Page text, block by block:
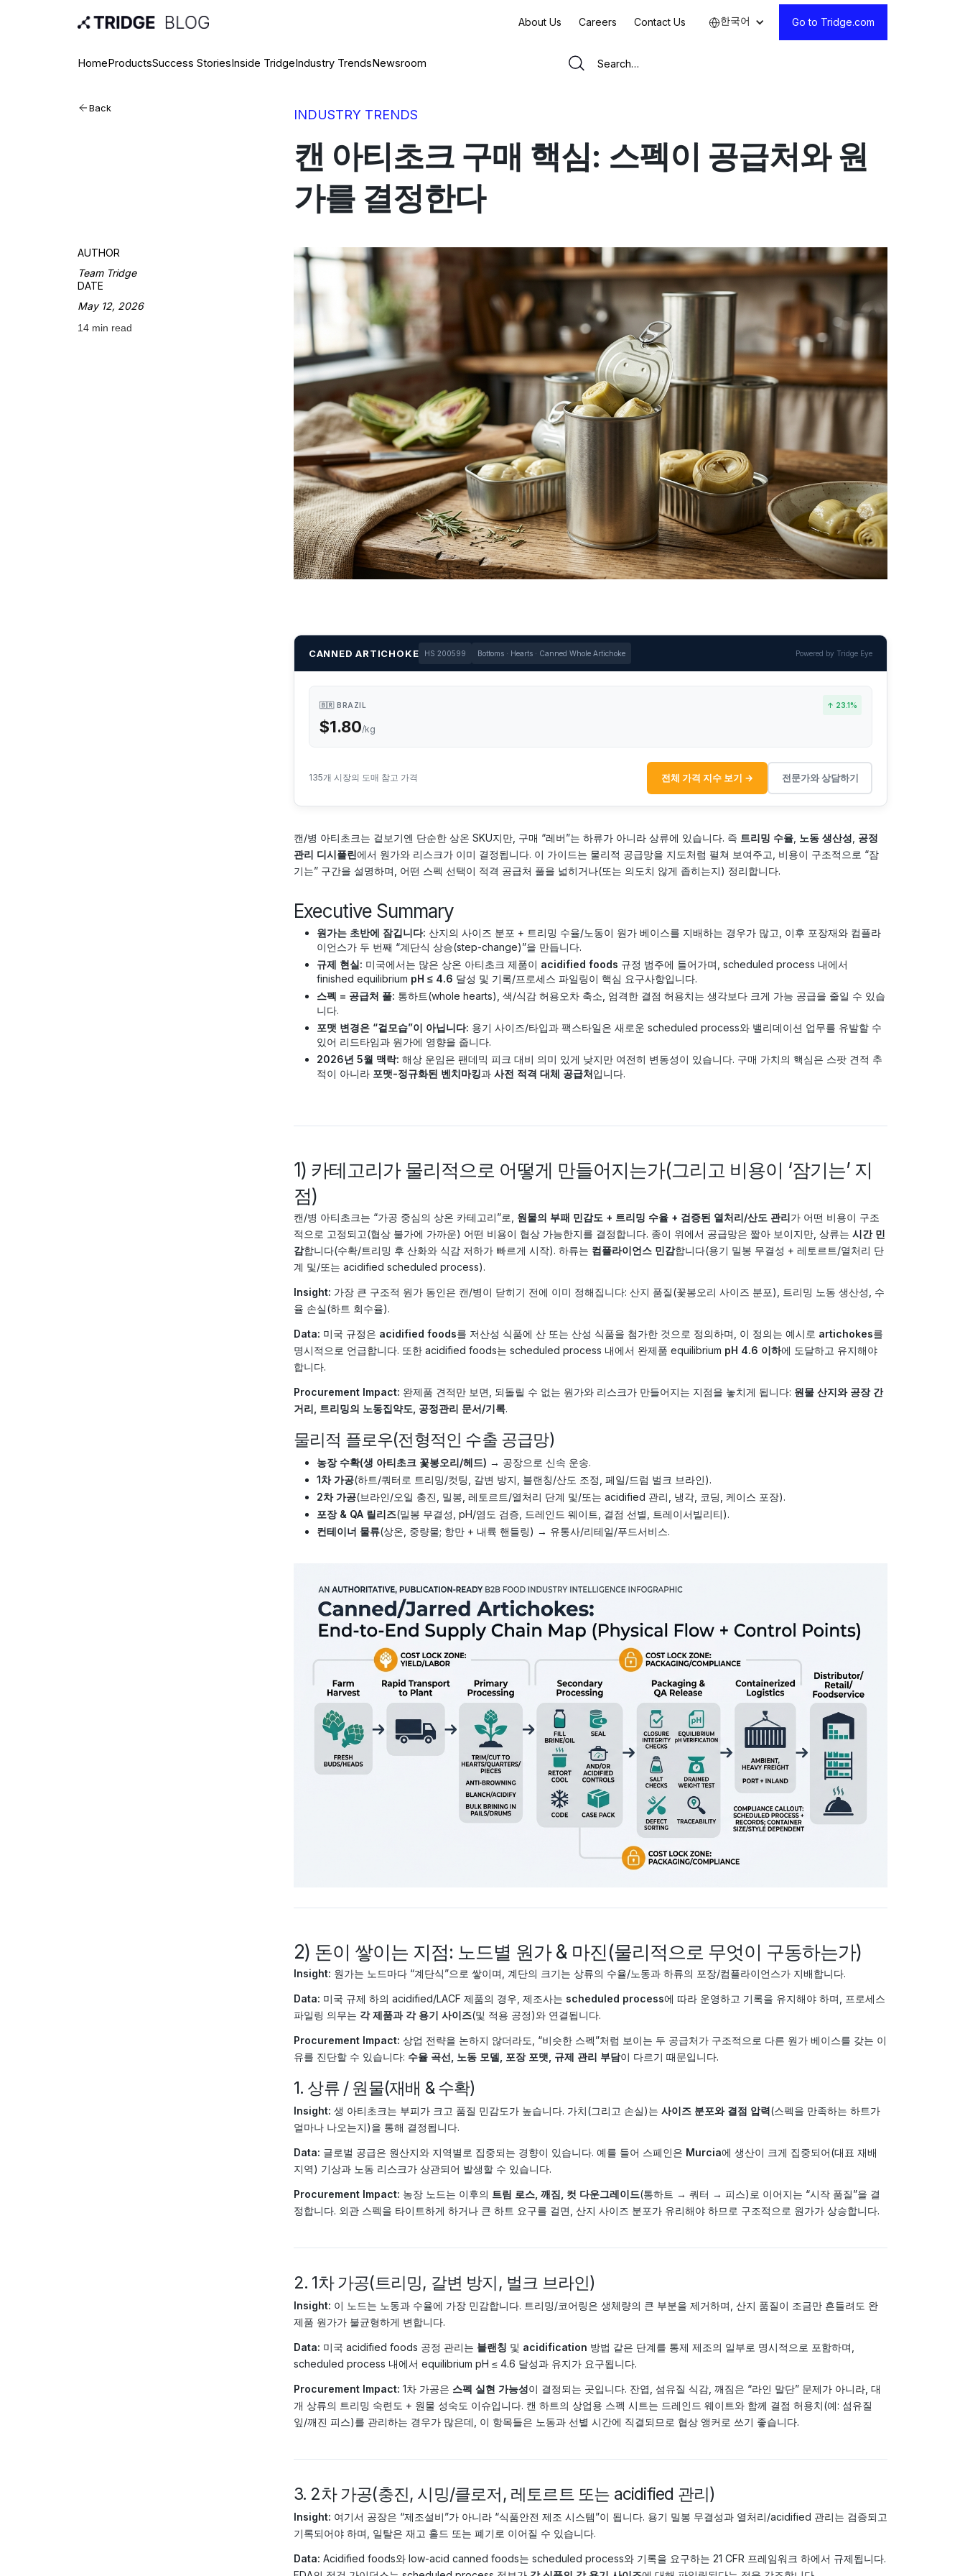
About Us Careers Contact Us 한국어 Go to Tridge.com
HomeProductsSuccess StoriesInside TridgeIndustry TrendsNewsroom
Back INDUSTRY TRENDS
캔 아티초크 구매 핵심: 스펙이 공급처와 원
가를 결정한다
AUTHOR
Team Tridge
DATE
May 12, 2026
14 min read
CANNED ARTICHOKE HS 200599 Bottoms · Hearts · Canned Whole Artichoke Powered by Tridge Eye
🇧🇷 BRAZIL ↑ 23.1%
$1.80/kg
135개 시장의 도매 참고 가격 전체 가격 지수 보기 → 전문가와 상담하기
캔/병 아티초크는 겉보기엔 단순한 상온 SKU지만, 구매 “레버”는 하류가 아니라 상류에 있습니다. 즉 트리밍 수율, 노동 생산성 공정
관리 디시플린에서 원가와 리스크가 이미 결정됩니다. 이 가이드는 물리적 공급망을 지도처럼 펼쳐 보여주고, 비용이 구조적으로 “잠
기는” 구간을 설명하며, 어떤 스펙 선택이 적격 공급처 풀을 넓히거나(또는 의도치 않게 좁히는지) 정리합니다.
Executive Summary
원가는 초반에 잠깁니다: 산지의 사이즈 분포 + 트리밍 수율/노동이 원가 베이스를 지배하는 경우가 많고, 이후 포장재와 컴플라
이언스가 두 번째 “계단식 상승(step-change)”을 만듭니다.
규제 현실: 미국에서는 많은 상온 아티초크 제품이 acidified foods 규정 범주에 들어가며, scheduled process 내에서
finished equilibrium pH ≤ 4.6 달성 및 기록/프로세스 파일링이 핵심 요구사항입니다.
스펙 = 공급처 풀: 통하트(whole hearts), 색/식감 허용오차 축소, 엄격한 결점 허용치는 생각보다 크게 가능 공급을 줄일 수 있습
니다.
포맷 변경은 “겉모습”이 아닙니다: 용기 사이즈/타입과 팩스타일은 새로운 scheduled process와 밸리데이션 업무를 유발할 수
있어 리드타임과 원가에 영향을 줍니다.
2026년 5월 맥락: 해상 운임은 팬데믹 피크 대비 의미 있게 낮지만 여전히 변동성이 있습니다. 구매 가치의 핵심은 스팟 견적 추
적이 아니라 포맷-정규화된 벤치마킹과 사전 적격 대체 공급처입니다.
1) 카테고리가 물리적으로 어떻게 만들어지는가(그리고 비용이 ‘잠기는’ 지
점)
캔/병 아티초크는 “가공 중심의 상온 카테고리”로, 원물의 부패 민감도 + 트리밍 수율 + 검증된 열처리/산도 관리가 어떤 비용이 구조
적으로 고정되고(협상 불가에 가까운) 어떤 비용이 협상 가능한지를 결정합니다. 종이 위에서 공급망은 짧아 보이지만, 상류는 시간 민
감합니다(수확/트리밍 후 산화와 식감 저하가 빠르게 시작). 하류는 컴플라이언스 민감합니다(용기 밀봉 무결성 + 레토르트/열처리 단
계 및/또는 acidified scheduled process).
Insight: 가장 큰 구조적 원가 동인은 캔/병이 닫히기 전에 이미 정해집니다: 산지 품질(꽃봉오리 사이즈 분포), 트리밍 노동 생산성, 수
율 손실(하트 회수율).
Data: 미국 규정은 acidified foods를 저산성 식품에 산 또는 산성 식품을 첨가한 것으로 정의하며, 이 정의는 예시로 artichokes를
명시적으로 언급합니다. 또한 acidified foods는 scheduled process 내에서 완제품 equilibrium pH 4.6 이하에 도달하고 유지해야
합니다.
Procurement Impact: 완제품 견적만 보면, 되돌릴 수 없는 원가와 리스크가 만들어지는 지점을 놓치게 됩니다: 원물 산지와 공장 간
거리, 트리밍의 노동집약도, 공정관리 문서/기록.
물리적 플로우(전형적인 수출 공급망)
농장 수확(생 아티초크 꽃봉오리/헤드) → 공장으로 신속 운송.
1차 가공(하트/쿼터로 트리밍/컷팅, 갈변 방지, 블랜칭/산도 조정, 페일/드럼 벌크 브라인).
2차 가공(브라인/오일 충진, 밀봉, 레토르트/열처리 단계 및/또는 acidified 관리, 냉각, 코딩, 케이스 포장).
포장 & QA 릴리즈(밀봉 무결성, pH/염도 검증, 드레인드 웨이트, 결점 선별, 트레이서빌리티).
컨테이너 물류(상온, 중량물; 항만 + 내륙 핸들링) → 유통사/리테일/푸드서비스.
2) 돈이 쌓이는 지점: 노드별 원가 & 마진(물리적으로 무엇이 구동하는가)
Insight: 원가는 노드마다 “계단식”으로 쌓이며, 계단의 크기는 상류의 수율/노동과 하류의 포장/컴플라이언스가 지배합니다.
Data: 미국 규제 하의 acidified/LACF 제품의 경우, 제조사는 scheduled process에 따라 운영하고 기록을 유지해야 하며, 프로세스
파일링 의무는 각 제품과 각 용기 사이즈(및 적용 공정)와 연결됩니다.
Procurement Impact: 상업 전략을 논하지 않더라도, “비슷한 스펙”처럼 보이는 두 공급처가 구조적으로 다른 원가 베이스를 갖는 이
유를 진단할 수 있습니다: 수율 곡선, 노동 모델, 포장 포맷, 규제 관리 부담이 다르기 때문입니다.
1. 상류 / 원물(재배 & 수확)
Insight: 생 아티초크는 부피가 크고 품질 민감도가 높습니다. 가치(그리고 손실)는 사이즈 분포와 결점 압력(스펙을 만족하는 하트가
얼마나 나오는지)을 통해 결정됩니다.
Data: 글로벌 공급은 원산지와 지역별로 집중되는 경향이 있습니다. 예를 들어 스페인은 Murcia에 생산이 크게 집중되어(대표 재배
지역) 기상과 노동 리스크가 상관되어 발생할 수 있습니다.
Procurement Impact: 농장 노드는 이후의 트림 로스, 깨짐, 컷 다운그레이드(통하트 → 쿼터 → 피스)로 이어지는 “시작 품질”을 결
정합니다. 외관 스펙을 타이트하게 하거나 큰 하트 요구를 걸면, 산지 사이즈 분포가 유리해야 하므로 구조적으로 원가가 상승합니다.
2. 1차 가공(트리밍, 갈변 방지, 벌크 브라인)
Insight: 이 노드는 노동과 수율에 가장 민감합니다. 트리밍/코어링은 생체량의 큰 부분을 제거하며, 산지 품질이 조금만 흔들려도 완
제품 원가가 불균형하게 변합니다.
Data: 미국 acidified foods 공정 관리는 블랜칭 및 acidification 방법 같은 단계를 통제 제조의 일부로 명시적으로 포함하며,
scheduled process 내에서 equilibrium pH ≤ 4.6 달성과 유지가 요구됩니다.
Procurement Impact: 1차 가공은 스펙 실현 가능성이 결정되는 곳입니다. 잔엽, 섬유질 식감, 깨짐은 “라인 말단” 문제가 아니라, 대
개 상류의 트리밍 숙련도 + 원물 성숙도 이슈입니다. 캔 하트의 상업용 스펙 시트는 드레인드 웨이트와 함께 결점 허용치(예: 섬유질
잎/깨진 피스)를 관리하는 경우가 많은데, 이 항목들은 노동과 선별 시간에 직결되므로 협상 앵커로 쓰기 좋습니다.
3. 2차 가공(충진, 시밍/클로저, 레토르트 또는 acidified 관리)
Insight: 여기서 공장은 “제조설비”가 아니라 “식품안전 제조 시스템”이 됩니다. 용기 밀봉 무결성과 열처리/acidified 관리는 검증되고
기록되어야 하며, 일탈은 재고 홀드 또는 폐기로 이어질 수 있습니다.
Data: Acidified foods와 low-acid canned foods는 scheduled process와 기록을 요구하는 21 CFR 프레임워크 하에서 규제됩니다.